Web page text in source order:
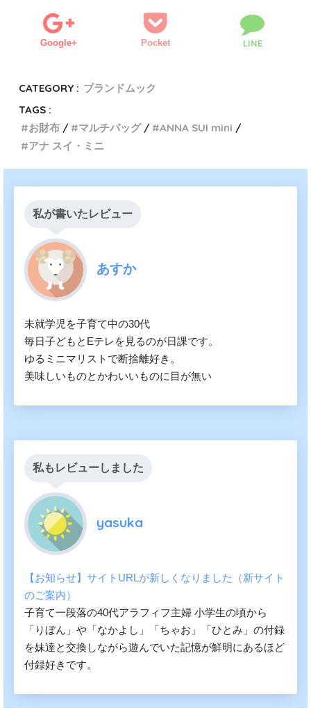
Google+ Pocket LINE
CATEGORY : ブランドムック
TAGS :
お財布
マルチバッグ
ANNA SUI mini
アナ スイ・ミニ
私が書いたレビュー
あすか
未就学児を子育て中の30代
毎日子どもとEテレを見るのが日課です。
ゆるミニマリストで断捨離好き。
美味しいものとかわいいものに目が無い
私もレビューしました
yasuka
【お知らせ】サイトURLが新しくなりました（新サイト
のご案内）
子育て一段落の40代アラフィフ主婦 小学生の頃から
「りぼん」や「なかよし」「ちゃお」「ひとみ」の付録
を妹達と交換しながら遊んでいた記憶が鮮明にあるほど
付録好きです。